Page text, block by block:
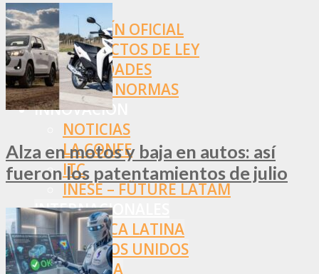
SRT
BOLETÍN OFICIAL
PROYECTOS DE LEY
SOCIEDADES
OTRAS NORMAS
INNOVACIÓN
NOTICIAS
LA CONFE
ITC
INESE – FÜTURE LATAM
INTERNACIONALES
AMÉRICA LATINA
ESTADOS UNIDOS
EUROPA
Alza en motos y baja en autos: así
fueron los patentamientos de julio